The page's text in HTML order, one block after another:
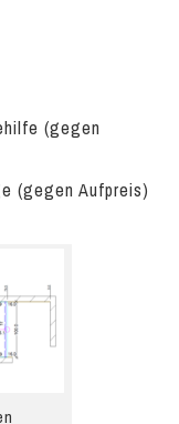
(gegen
(gegen Aufpreis)